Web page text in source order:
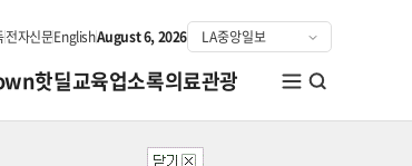
전자신문EnglishAugust 6, 2026
핫딜교육업소록의료관광